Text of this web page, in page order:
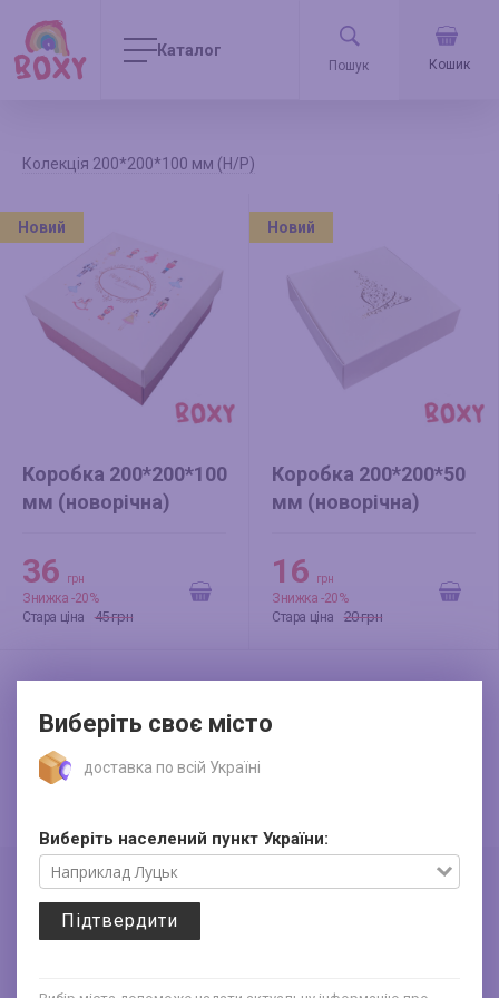
Виберіть своє місто
доставка по всій Україні
Виберіть населений пункт України:
Підтвердити
Каталог
Кошик
Колекція 200*200*100 мм (Н/Р)
Новий
Коробка 200*200*100
мм (новорічна)
36 грн
Знижка -20%
Стара ціна
45 грн
Новий
Коробка 200*200*50
мм (новорічна)
16 грн
Знижка -20%
Стара ціна
20 грн
Знижки до 30%
Подарункові короби з
Про компанію та контакти